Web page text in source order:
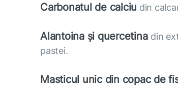
Carbonatul de calciu din
Alantoina și quercetina din
pastei.
Masticul unic din copac de